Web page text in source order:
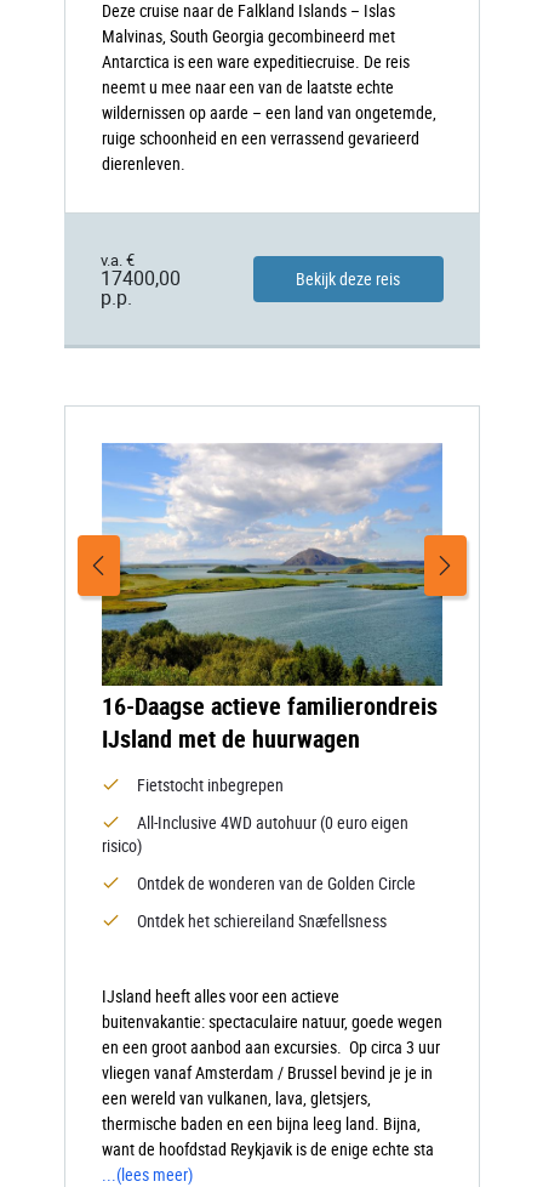
Deze cruise naar de Falkland Islands – Islas
Malvinas, South Georgia gecombineerd met
Antarctica is een ware expeditiecruise. De reis
neemt u mee naar een van de laatste echte
wildernissen op aarde – een land van ongetemde,
ruige schoonheid en een verrassend gevarieerd
dierenleven.
v.a. €
17400,00
p.p.
Bekijk deze reis
16-Daagse actieve familierondreis
IJsland met de huurwagen
Fietstocht inbegrepen
All-Inclusive 4WD autohuur (0 euro eigen
risico)
Ontdek de wonderen van de Golden Circle
Ontdek het schiereiland Snæfellsness
IJsland heeft alles voor een actieve
buitenvakantie: spectaculaire natuur, goede wegen
en een groot aanbod aan excursies. Op circa 3 uur
vliegen vanaf Amsterdam / Brussel bevind je je in
een wereld van vulkanen, lava, gletsjers,
thermische baden en een bijna leeg land. Bijna,
want de hoofdstad Reykjavik is de enige echte sta
...(lees meer)